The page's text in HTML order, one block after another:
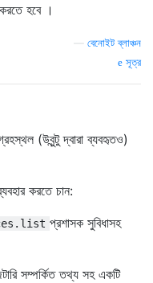
হবে ।
বেনোইট ব্লাঞ্চন
সূত্র
(উবুন্টু দ্বারা ব্যবহৃতও)
করতে চান:
প্রশাসক সুবিধাসহ
সম্পর্কিত তথ্য সহ একটি